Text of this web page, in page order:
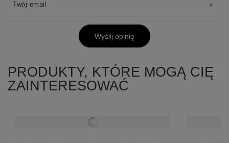
Twój email
Wyślij opinię
PRODUKTY, KTÓRE MOGĄ CIĘ
ZAINTERESOWAĆ